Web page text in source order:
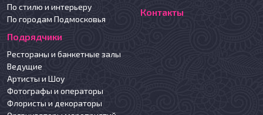
По стилю и интерьеру
По городам Подмосковья
Подрядчики
Рестораны и банкетные залы
Ведущие
Артисты и Шоу
Фотографы и операторы
Флористы и декораторы
Контакты